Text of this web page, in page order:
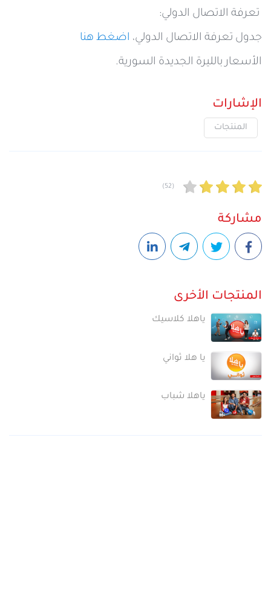
الإشارات
المنتجات
(52)
مشاركة
المنتجات الأخرى
ياهلا كلاسيك
يا هلا ثواني
ياهلا شباب
تعرفة الاتصال الدولي:
جدول تعرفة الاتصال الدولي، اضغط هنا
الأسعار بالليرة الجديدة السورية.